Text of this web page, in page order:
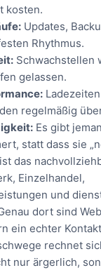
kosten.
Updates,
Rhythmus.
Schwachstellen
gelassen.
regelmäßig
Es gibt
statt dass sie
das
Einzelhandel,
und
dort sind
ein echter
rechnet
nur ärgerlich,